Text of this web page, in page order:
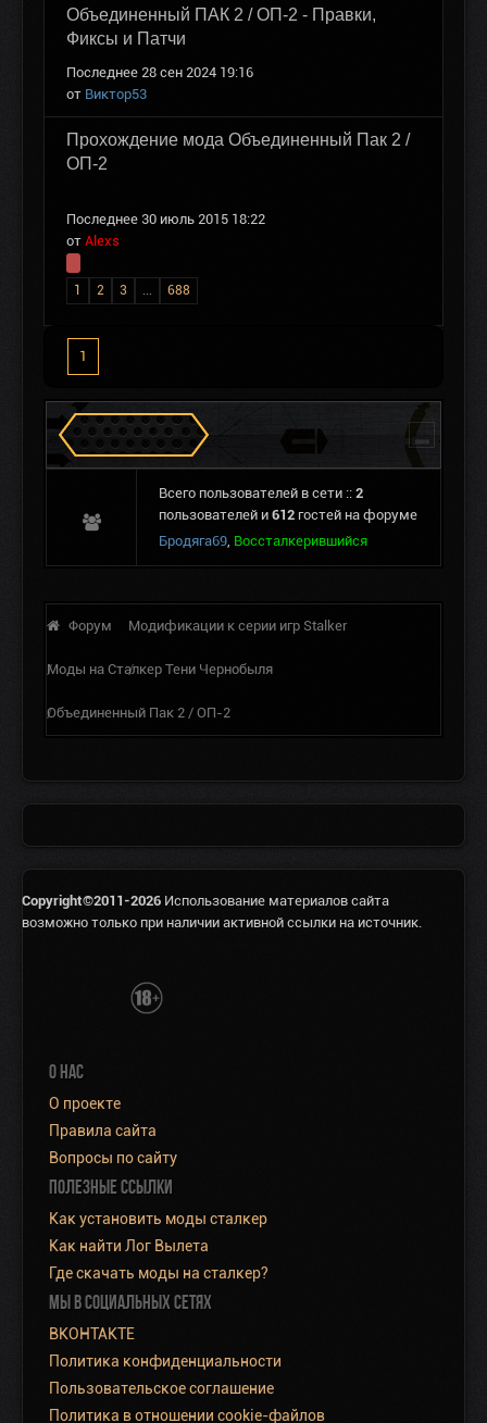
Объединенный ПАК 2 / ОП-2 - Правки,
Фиксы и Патчи
Последнее 28 сен 2024 19:16
от Виктор53
Прохождение мода Объединенный Пак 2 /
ОП-2
Последнее 30 июль 2015 18:22
от Alexs
1 2 3 ... 688
1
Сталкеров в Зоне
Всего пользователей в сети :: 2
пользователей и 612 гостей на форуме
Бродяга69 Воссталкерившийся
Форум Модификации к серии игр Stalker
Моды на Сталкер Тени Чернобыля
Объединенный Пак 2 / ОП-2
Copyright©2011-2026 Использование материалов сайта
возможно только при наличии активной ссылки на источник.
О НАС
О проекте
Правила сайта
Вопросы по сайту
ПОЛЕЗНЫЕ ССЫЛКИ
Как установить моды сталкер
Как найти Лог Вылета
Где скачать моды на сталкер?
МЫ В СОЦИАЛЬНЫХ СЕТЯХ
ВКОНТАКТЕ
Политика конфиденциальности
Пользовательское соглашение
Политика в отношении cookie-файлов